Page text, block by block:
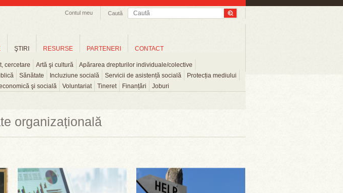
Caută
Contul meu
ŞTIRI
cercetare Artă şi cultură
Apărarea drepturilor individuale/colective
Sănătate Incluziune socială Servicii de asistență socială
Protecția mediului
şi socială
Voluntariat Tineret Finanțări Joburi
RESURSE PARTENERI CONTACT
organizațională